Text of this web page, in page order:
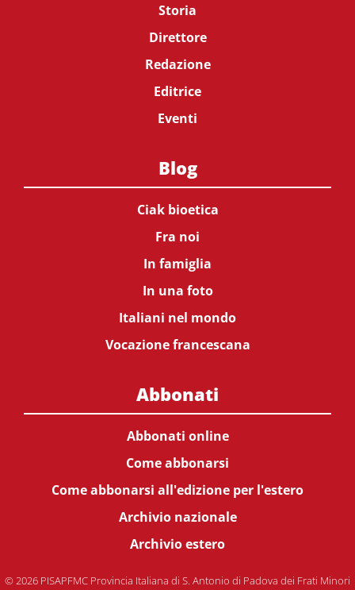
Storia
Direttore
Redazione
Editrice
Eventi
Blog
Ciak bioetica
Fra noi
In famiglia
In una foto
Italiani nel mondo
Vocazione francescana
Abbonati
Abbonati online
Come abbonarsi
Come abbonarsi all'edizione per l'estero
Archivio nazionale
Archivio estero
© 2026 PISAPFMC Provincia Italiana di S. Antonio di Padova dei Frati Minori